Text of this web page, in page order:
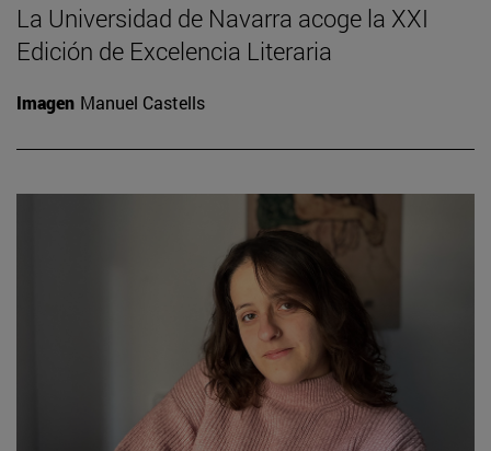
La Universidad de Navarra acoge la XXI
Edición de Excelencia Literaria
Imagen Manuel Castells